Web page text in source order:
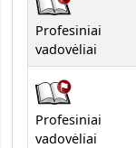
Profesiniai
vadovėliai
Profesiniai
vadovėliai